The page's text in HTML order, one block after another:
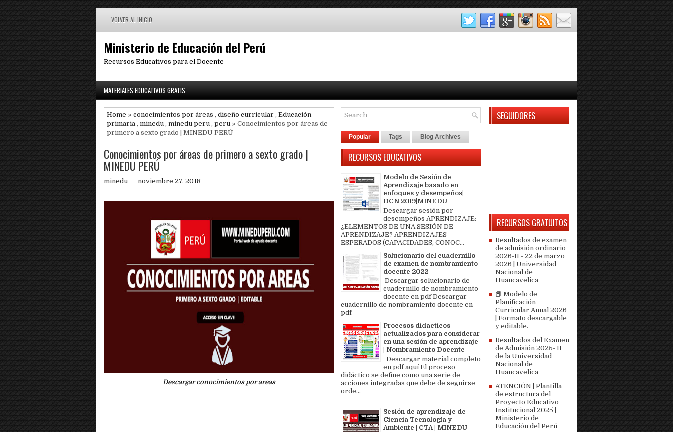
VOLVER AL INICIO
Ministerio de Educación del Perú
Recursos Educativos para el Docente
MATERIALES EDUCATIVOS GRATIS
Home » conocimientos por áreas , diseño curricular , Educación
primaria , minedu , minedu peru , peru » Conocimientos por áreas de
primero a sexto grado | MINEDU PERÚ
Conocimientos por áreas de primero a sexto grado |
MINEDU PERÚ
minedu noviembre 27, 2018
Descargar conocimientos por areas
Popular Tags Blog Archives
RECURSOS EDUCATIVOS
Modelo de Sesión de
Aprendizaje basado en
enfoques y desempeños|
DCN 2019|MINEDU
Descargar sesión por
desempeños APRENDIZAJE:
¿ELEMENTOS DE UNA SESIÓN DE
APRENDIZAJE? APRENDIZAJES
ESPERADOS (CAPACIDADES, CONOC...
Solucionario del cuadernillo
de examen de nombramiento
docente 2022
Descargar solucionario de
cuadernillo de nombramiento
docente en pdf Descargar
cuadernillo de nombramiento docente en
pdf
Procesos didacticos
actualizados para considerar
en una sesión de aprendizaje
| Nombramiento Docente
Descargar material completo
en pdf aquí El proceso
didáctico se define como una serie de
acciones integradas que debe de seguirse
orde...
Sesión de aprendizaje de
Ciencia Tecnología y
Ambiente | CTA | MINEDU
SEGUIDORES
RECURSOS GRATUITOS
Resultados de examen
de admisión ordinario
2026-II - 22 de marzo
2026 | Universidad
Nacional de
Huancavelica
📕 Modelo de
Planificación
Curricular Anual 2026
| Formato descargable
y editable.
Resultados del Examen
de Admisión 2025- II
de la Universidad
Nacional de
Huancavelica
ATENCIÓN | Plantilla
de estructura del
Proyecto Educativo
Institucional 2025 |
Ministerio de
Educación del Perú